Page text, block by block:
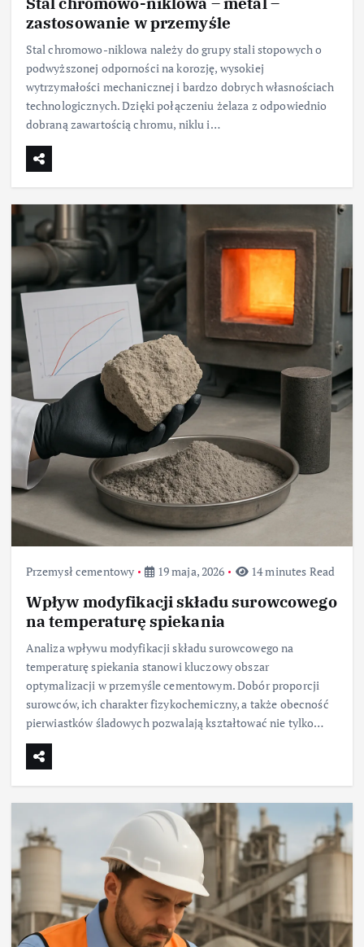
zastosowanie w przemyśle
Stal chromowo-niklowa należy do grupy stali stopowych o
podwyższonej odporności na korozję, wysokiej
wytrzymałości mechanicznej i bardzo dobrych własnościach
technologicznych. Dzięki połączeniu żelaza z odpowiednio
dobraną zawartością chromu, niklu i…
Przemysł cementowy 19 maja, 2026 14 minutes Read
Wpływ modyfikacji składu surowcowego
na temperaturę spiekania
Analiza wpływu modyfikacji składu surowcowego na
temperaturę spiekania stanowi kluczowy obszar
optymalizacji w przemyśle cementowym. Dobór proporcji
surowców, ich charakter fizykochemiczny, a także obecność
pierwiastków śladowych pozwalają kształtować nie tylko…